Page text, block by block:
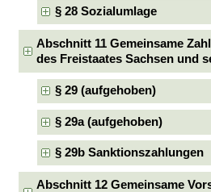
§ 28 Sozialumlage
Abschnitt 11 Gemeinsame
des Freistaates Sachsen und
§ 29 (aufgehoben)
§ 29a (aufgehoben)
§ 29b Sanktionszahlungen
Abschnitt 12 Gemeinsame